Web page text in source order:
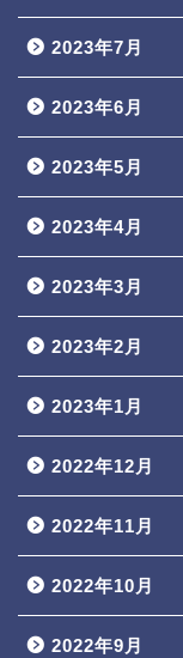
2023年7月
2023年6月
2023年5月
2023年4月
2023年3月
2023年2月
2023年1月
2022年12月
2022年11月
2022年10月
2022年9月